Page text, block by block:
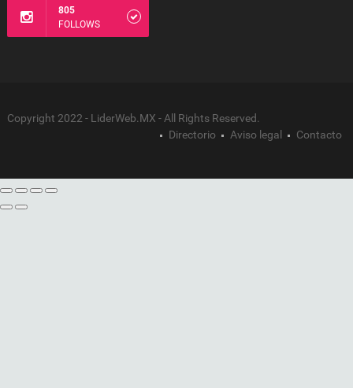
805
FOLLOWS
Copyright 2022 - LiderWeb.MX - All Rights Reserved.
Directorio
Aviso legal Contacto